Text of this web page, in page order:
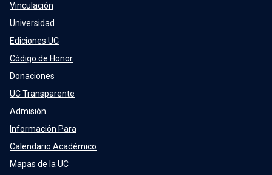
Vinculación
Universidad
Ediciones UC
Código de Honor
Donaciones
UC Transparente
Admisión
Información Para
Calendario Académico
Mapas de la UC